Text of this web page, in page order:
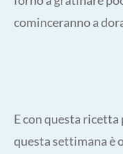
cominceranno a
E con questa
questa settimana è